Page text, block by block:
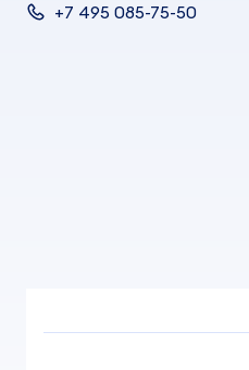
+7 495 085-75-50